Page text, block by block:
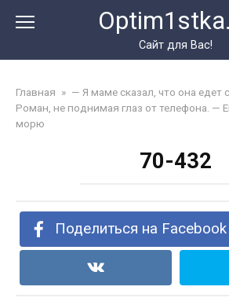
Сайт для Вас!
Главная » — Я маме сказал, что она
Роман, не поднимая глаз от телефона. —
морю
70-432
Поделиться на Facebook